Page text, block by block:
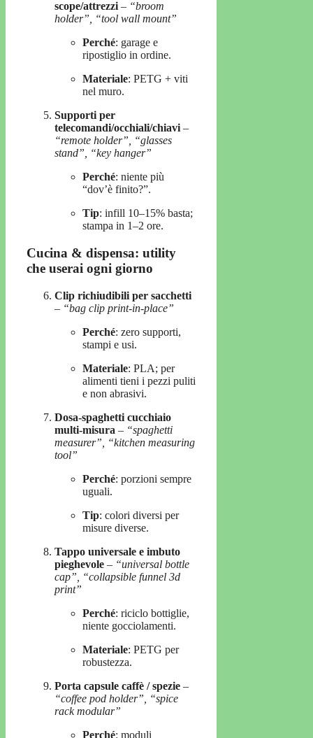
scope/attrezzi – “broom
holder”, “tool wall mount”
Perché: garage e
ripostiglio in ordine.
Materiale: PETG + viti
nel muro.
Supporti per
telecomandi/occhiali/chiavi –
“remote holder”, “glasses
stand”, “key hanger”
Perché: niente più
“dov’è finito?”.
Tip: infill 10–15% basta;
stampa in 1–2 ore.
Cucina & dispensa: utility
che userai ogni giorno
Clip richiudibili per sacchetti
– “bag clip print-in-place”
Perché: zero supporti,
stampi e usi.
Materiale: PLA; per
alimenti tieni i pezzi puliti
e non abrasivi.
Dosa-spaghetti cucchiaio
multi-misura – “spaghetti
measurer”, “kitchen measuring
tool”
Perché: porzioni sempre
uguali.
Tip: colori diversi per
misure diverse.
Tappo universale e imbuto
pieghevole – “universal bottle
cap”, “collapsible funnel 3d
print”
Perché: riciclo bottiglie,
niente gocciolamenti.
Materiale: PETG per
robustezza.
Porta capsule caffè / spezie –
“coffee pod holder”, “spice
rack modular”
Perché: moduli